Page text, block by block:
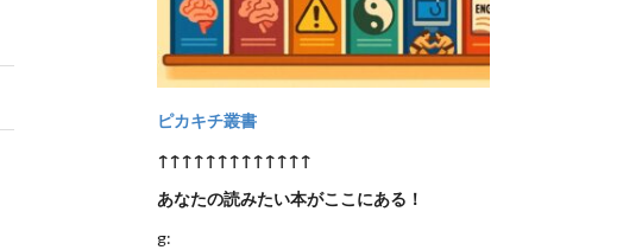
ピカキチ叢書
↑↑↑↑↑↑↑↑↑↑↑↑↑
あなたの読みたい本がここにある！
g: